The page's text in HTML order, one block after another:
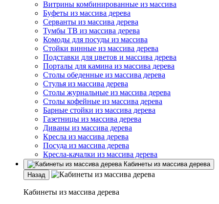
Витрины комбинированные из массива
Буфеты из массива дерева
Серванты из массива дерева
Тумбы ТВ из массива дерева
Комоды для посуды из массива
Стойки винные из массива дерева
Подставки для цветов и массива дерева
Порталы для камина из массива дерева
Столы обеденные из массива дерева
Стулья из массива дерева
Столы журнальные из массива дерева
Столы кофейные из массива дерева
Барные стойки из массива дерева
Газетницы из массива дерева
Диваны из массива дерева
Кресла из массива дерева
Посуда из массива дерева
Кресла-качалки из массива дерева
Кабинеты из массива дерева
Назад
Кабинеты из массива дерева